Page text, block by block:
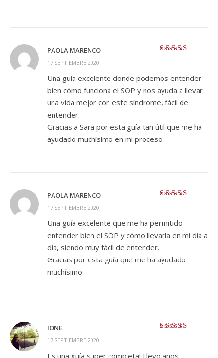
PAOLA MARENCO
17 SEPTIEMBRE 2020
Una guía excelente donde podemos entender
bien cómo funciona el SOP y nos ayuda a llevar
una vida mejor con este síndrome, fácil de
entender.
Gracias a Sara por esta guía tan útil que me ha
ayudado muchísimo en mi proceso.
PAOLA MARENCO
17 SEPTIEMBRE 2020
Una guía excelente que me ha permitido
entender bien el SOP y cómo llevarla en mi día a
día, siendo muy fácil de entender.
Gracias por esta guía que me ha ayudado
muchísimo.
IONE
17 SEPTIEMBRE 2020
Es una guía super completa! Llevo años